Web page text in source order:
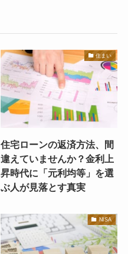
住まい
住宅ローンの返済方法、間
違えていませんか？金利上
昇時代に「元利均等」を選
ぶ人が見落とす真実
NISA